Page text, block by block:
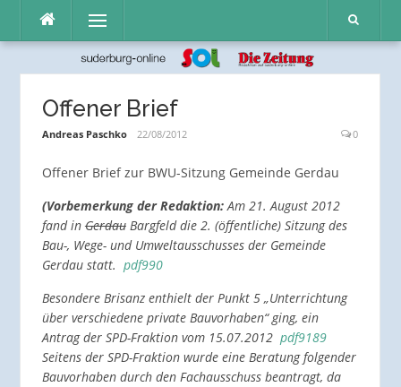
Inhalt
Menü
Offener Brief
Andreas Paschko 22/08/2012 0
Offener Brief zur BWU-Sitzung Gemeinde Gerdau
(Vorbemerkung der Redaktion:Am 21. August 2012
fand in GerdauBargfeld die 2. (öffentliche) Sitzung des
Bau-, Wege- und Umweltausschusses der Gemeinde
Gerdau statt. pdf990
Besondere Brisanz enthielt der Punkt 5 „Unterrichtung
über verschiedene private Bauvorhaben“ ging, ein
Antrag der SPD-Fraktion vom 15.07.2012 pdf9189
Seitens der SPD-Fraktion wurde eine Beratung folgender
Bauvorhaben durch den Fachausschuss beantragt, da